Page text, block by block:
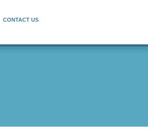
CONTACT US